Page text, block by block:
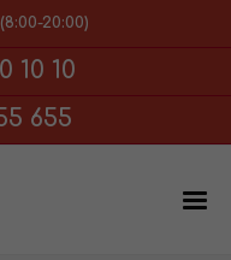
20:00)
10 10
655